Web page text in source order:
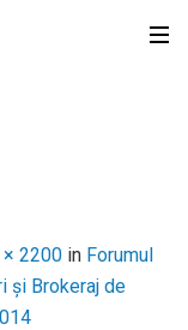
2200 in Forumul
și Brokeraj de